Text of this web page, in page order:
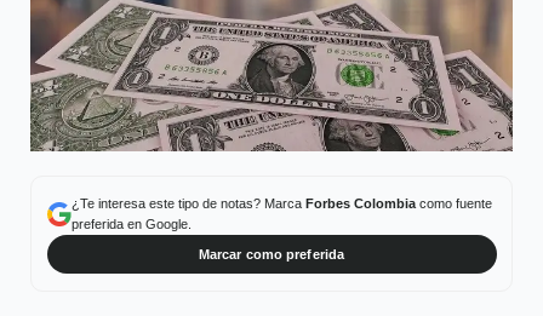
¿Te interesa este tipo de notas? Marca Forbes Colombiacomo fuente
preferida en Google.
Marcar como preferida